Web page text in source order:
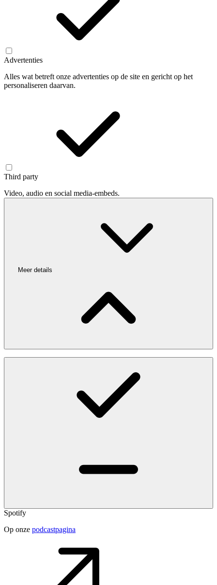
Advertenties
Alles wat betreft onze advertenties op de site en gericht op het
personaliseren daarvan.
Third party
Video, audio en social media-embeds.
Meer details
Spotify
Op onze podcastpagina